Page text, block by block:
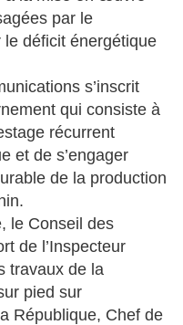
par le
déficit énergétique
s’inscrit
qui consiste à
récurrent
et de s’engager
de la production
le Conseil des
de l’Inspecteur
travaux de la
pied sur
République, Chef de